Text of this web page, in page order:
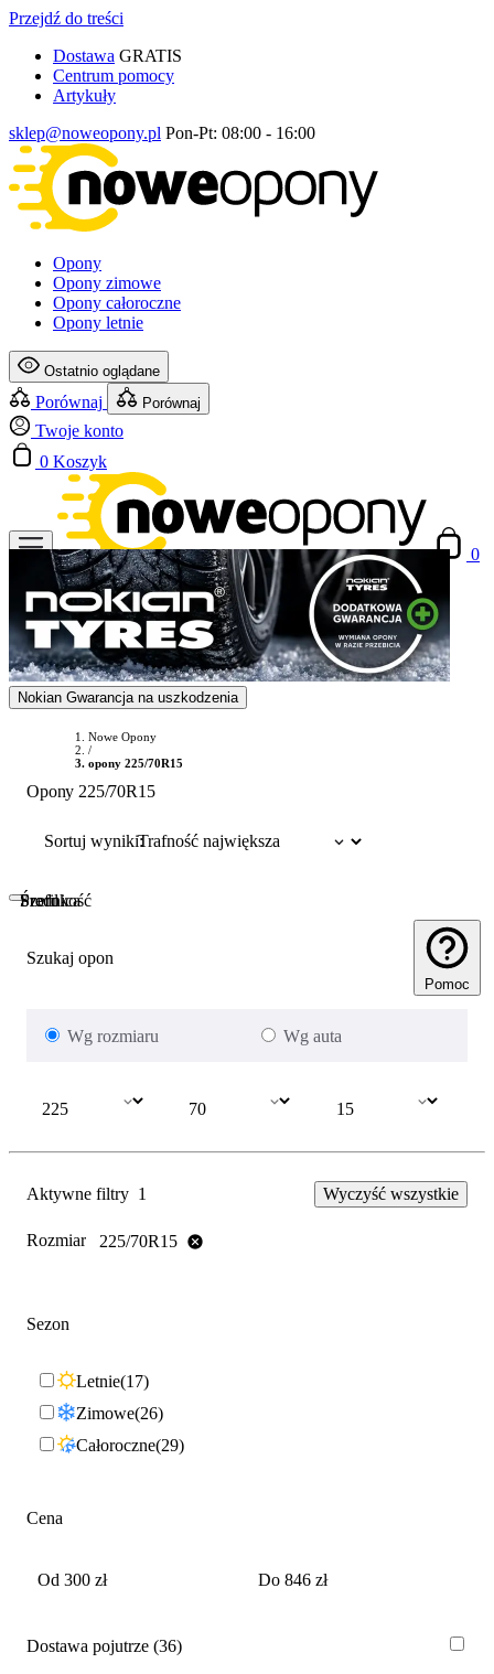
Przejdź do treści
Dostawa GRATIS
Centrum pomocy
Artykuły
sklep@noweopony.pl Pon-Pt: 08:00 - 16:00
Opony
Opony zimowe
Opony całoroczne
Opony letnie
Ostatnio oglądane
Porównaj Porównaj
Twoje konto
0 Koszyk
0
Nokian Gwarancja na uszkodzenia
Nowe Opony
/
opony 225/70R15
Opony 225/70R15
Sortuj wyniki:
Szukaj opon
Pomoc
Wg rozmiaru Wg auta
Szerokość
Profil
Średnica
Aktywne filtry 1 Wyczyść wszystkie
Rozmiar 225/70R15
Sezon
Letnie 17
Zimowe 26
Całoroczne 29
Cena
Dostawa pojutrze 36